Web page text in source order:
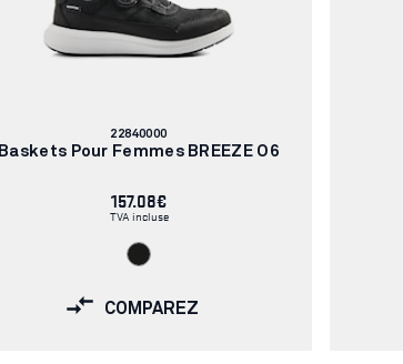
Numéro
d'article:
22840000
Baskets Pour Femmes BREEZE O6
157.08€
TVA incluse
COMPAREZ